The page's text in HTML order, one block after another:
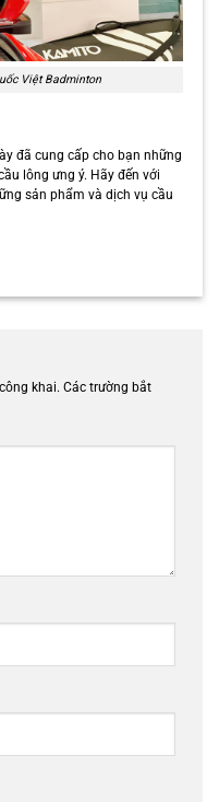
Việt Badminton
đã cung cấp cho bạn những
lông ưng ý. Hãy đến với
sản phẩm và dịch vụ cầu
khai. Các trường bắt